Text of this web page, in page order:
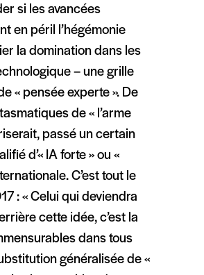
si les avancées
en péril l’hégémonie
la domination dans les
– une grille
« pensée experte ». De
de « l’arme
passé un certain
d’« IA forte » ou «
C’est tout le
: « Celui qui deviendra
cette idée, c’est la
dans tous
généralisée de «